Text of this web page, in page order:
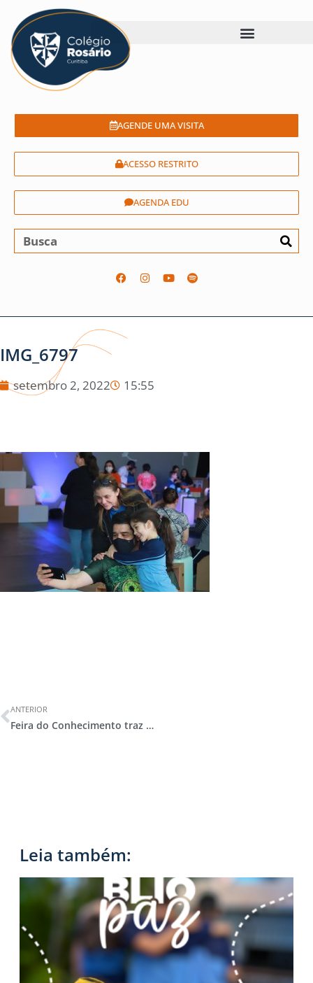
AGENDE UMA VISITA
ACESSO RESTRITO
AGENDA EDU
IMG_6797
setembro 2, 2022 15:55
ANTERIOR
Feira do Conhecimento traz soluções inteligentes e grandes reflexões sobre os ODS
Leia também: